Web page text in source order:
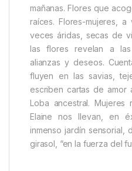
mañanas. Flores que
raíces. Flores-mujeres,
veces áridas, secas de
las flores revelan a
alianzas y deseos.
fluyen en las savias,
escriben cartas de amor
Loba ancestral.
Elaine nos llevan, en
inmenso jardín sensorial,
girasol, “en la fuerza del